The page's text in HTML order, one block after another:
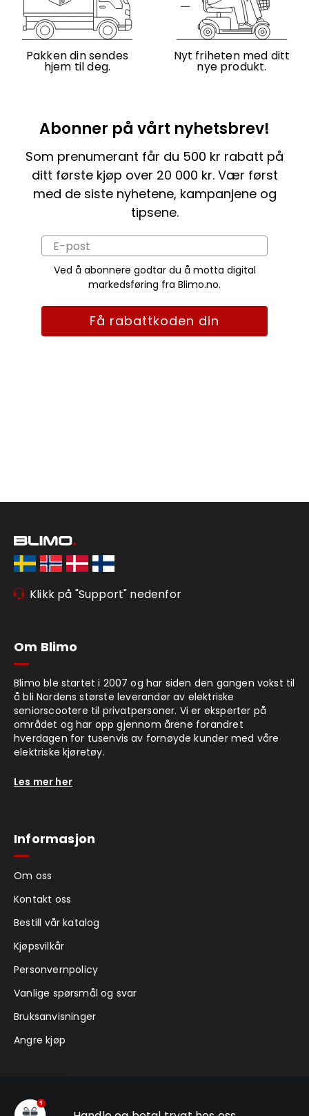
Pakken din sendes
hjem til deg.
Nyt friheten med ditt
nye produkt.
Abonner på vårt nyhetsbrev!
Som prenumerant får du 500 kr rabatt på
ditt første kjøp over 20 000 kr. Vær først
med de siste nyhetene, kampanjene og
tipsene.
Ved å abonnere godtar du å motta digital
markedsføring fra Blimo.no.
Få rabattkoden din
Klikk på "Support" nedenfor
Om Blimo
Blimo ble startet i 2007 og har siden den gangen vokst til
å bli Nordens største leverandør av elektriske
seniorscootere til privatpersoner. Vi er eksperter på
området og har opp gjennom årene forandret
hverdagen for tusenvis av fornøyde kunder med våre
elektriske kjøretøy.
Les mer her
Informasjon
Om oss
Kontakt oss
Bestill vår katalog
Kjøpsvilkår
Personvernpolicy
Vanlige spørsmål og svar
Bruksanvisninger
Angre kjøp